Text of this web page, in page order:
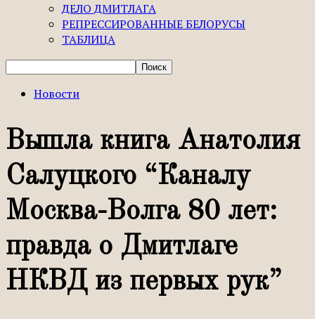
ДЕЛО ДМИТЛАГА
РЕПРЕССИРОВАННЫЕ БЕЛОРУСЫ
ТАБЛИЦА
Новости
Вышла книга Анатолия
Салуцкого “Каналу
Москва-Волга 80 лет:
правда о Дмитлаге
НКВД из первых рук”